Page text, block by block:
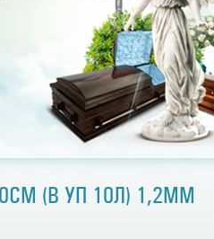
(В УП 10Л) 1,2ММ